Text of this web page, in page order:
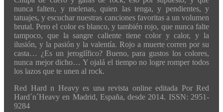
nunca falten, y melenas, quien las tenga, y pendientes, y
tatuajes, y escuchar nuestras canciones favoritas a un volumen
brutal. Pero el color es blanco, y también rojo, que nunca falte
tampoco, que la sangre caliente tiene color y calor, y la
ilusión, y la pasión y la valentía. Rojo a muerte corren por su
casta… ¿Es un jeroglífico? Bueno, para gustos los colores,
nunca mejor dicho… Y ojalá el tiempo no logre romper todos
los lazos que te unen al rock.
Red Hard n Heavy es una revista online editada Por Red
Hard´n´Heavy en Madrid, España, desde 2014. ISSN: 2951-
9284